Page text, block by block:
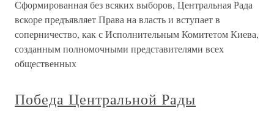
Сформированная без всяких выборов, Центральная Рада
вскоре предъявляет Права на власть и вступает в
соперничество, как с Исполнительным Комитетом Киева,
созданным полномочными представителями всех
общественных
Победа Центральной Рады